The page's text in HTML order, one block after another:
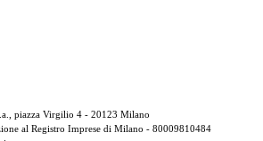
piazza Virgilio 4 - 20123 Milano
al Registro Imprese di Milano - 80009810484